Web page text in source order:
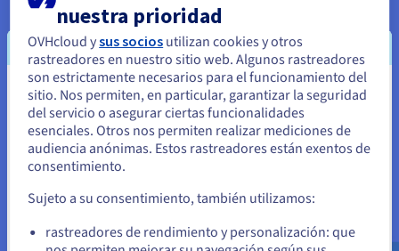
X
Redes sociales y servicios de publicidad.
Descubrir X
¿Empezamos?
Parece que está ubicado en Estados
Unidos
Si quiere hacer un pedido desde Estados Unidos, deberá buscar
el sitio web adecuado y crear una cuenta.
us.ovhcloud.com/
Inglés USD - $
nuestra prioridad
OVHcloud ysus socios utilizan cookies y otros
rastreadores en nuestro sitio web. Algunos rastreadores
son estrictamente necesarios para el funcionamiento del
sitio. Nos permiten, en particular, garantizar la seguridad
del servicio o asegurar ciertas funcionalidades
esenciales. Otros nos permiten realizar mediciones de
audiencia anónimas. Estos rastreadores están exentos de
consentimiento.
Sujeto a su consentimiento, también utilizamos:
rastreadores de rendimiento y personalización: que